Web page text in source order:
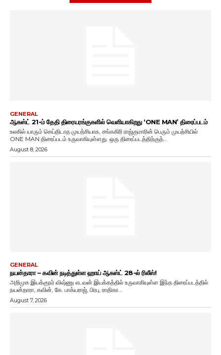
GENERAL
ஆகஸ்ட் 21-ம் தேதி திரையரங்குகளில் வெளியாகிறது ‘ONE MAN’ திரைப்படம்
உலகில் யாரும் செய்திடாத முயற்சியாக, சங்ககிரி ராஜ்குமாரின் பெரும் முயற்சியில்
ONE MAN திரைப்படம் உருவாகியுள்ளது. ஒரு திரைப்படத்திற்குத்...
August 8, 2026
GENERAL
நயன்தாரா – கவின் நடித்துள்ள ஹாய் ஆகஸ்ட் 28-ல் ரிலீஸ்!
அறிமுக இயக்குநர் விஷ்ணு எடவன் இயக்கத்தில் உருவாகியுள்ள இந்த திரைப்படத்தில்
நயன்தாரா, கவின், கே. பாக்யராஜ், பிரபு, ராதிகா...
August 7, 2026